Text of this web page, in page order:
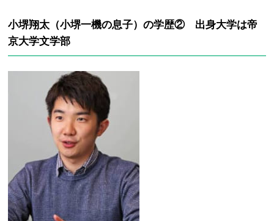
小堺翔太（小堺一機の息子）の学歴② 出身大学は帝
京大学文学部